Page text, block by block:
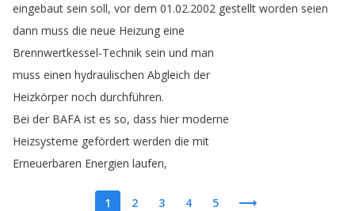
eingebaut sein soll, vor dem 01.02.2002 gestellt worden seien
dann muss die neue Heizung eine
Brennwertkessel-Technik sein und man
muss einen hydraulischen Abgleich der
Heizkörper noch durchführen.
Bei der BAFA ist es so, dass hier moderne
Heizsysteme gefördert werden die mit
Erneuerbaren Energien laufen,
1 2 3 4 5